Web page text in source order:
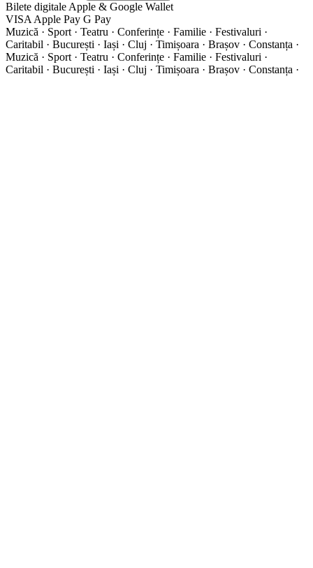
Bilete digitale Apple & Google Wallet
VISA Apple Pay G Pay
Muzică · Sport · Teatru · Conferințe · Familie · Festivaluri ·
Caritabil · București · Iași · Cluj · Timișoara · Brașov · Constanța ·
Muzică · Sport · Teatru · Conferințe · Familie · Festivaluri ·
Caritabil · București · Iași · Cluj · Timișoara · Brașov · Constanța ·